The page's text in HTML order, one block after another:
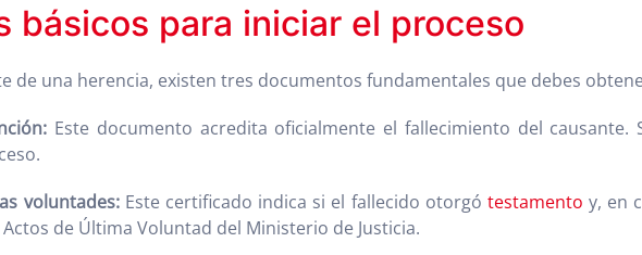
básicos para iniciar el proceso
de una herencia, existen tres documentos fundamentales que debes
Este documento acredita oficialmente el fallecimiento del
voluntades:Este certificado indica si el fallecido otorgó testamento y, en
de Última Voluntad del Ministerio de Justicia.